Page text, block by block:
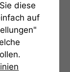
diese
auf